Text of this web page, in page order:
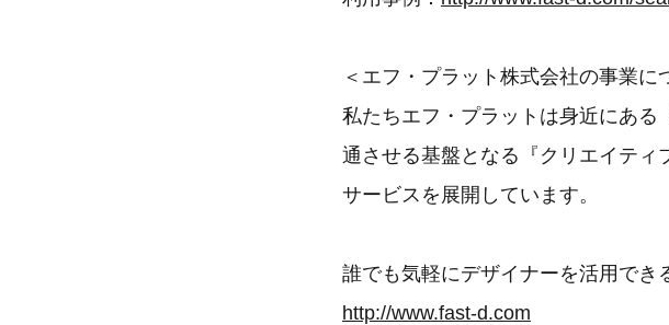
＜エフ・プラット株式会社の事業に
私たちエフ・プラットは身近にあ
通させる基盤となる『クリエイティ
サービスを展開しています。
誰でも気軽にデザイナーを活用でき
http://www.fast-d.com